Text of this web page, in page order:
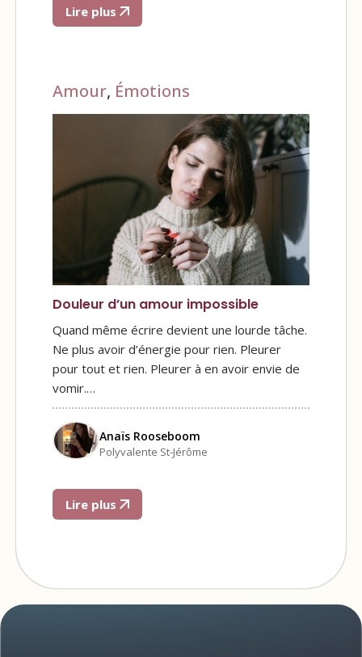
Lire plus
Amour, Émotions
Douleur d’un amour impossible
Quand même écrire devient une lourde tâche.
Ne plus avoir d’énergie pour rien. Pleurer
pour tout et rien. Pleurer à en avoir envie de
vomir.…
Anaïs Rooseboom
Polyvalente St-Jérôme
Lire plus